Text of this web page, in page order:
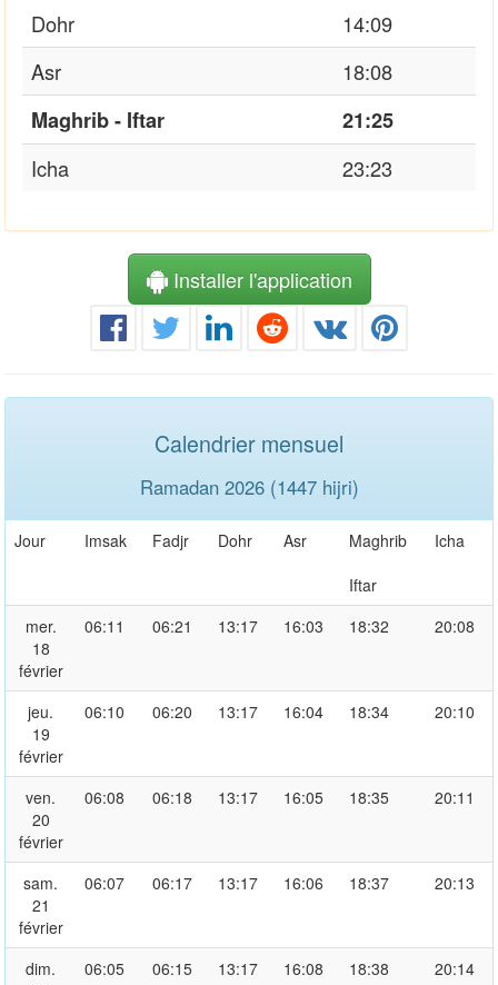
Dohr
14:09
Asr
18:08
Maghrib - Iftar
21:25
Icha
23:23
Installer l'application
Calendrier mensuel
Ramadan 2026 (1447 hijri)
Jour Imsak Fadjr Dohr Asr
Maghrib
Iftar
Icha
mer.
18
février
06:11 06:21 13:17 16:03 18:32 20:08
jeu.
19
février
06:10 06:20 13:17 16:04 18:34 20:10
ven.
20
février
06:08 06:18 13:17 16:05 18:35 20:11
sam.
21
février
06:07 06:17 13:17 16:06 18:37 20:13
dim.
06:05 06:15 13:17 16:08 18:38 20:14